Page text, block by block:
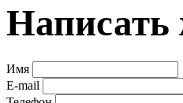
Написать
Имя
E-mail